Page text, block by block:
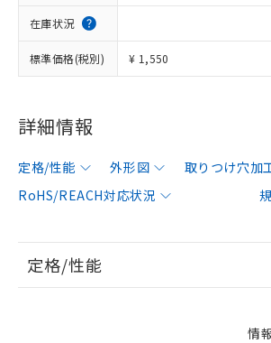
在庫状況
標準価格(税別) ¥ 1,550
詳細情報
定格/性能 外形図 取りつけ穴加
RoHS/REACH対応状況
定格/性能
情